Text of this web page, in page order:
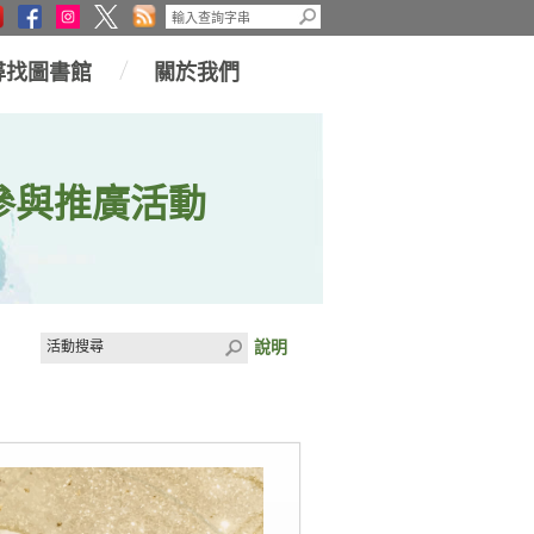
找圖書館 關於我們
與推廣活動
說明